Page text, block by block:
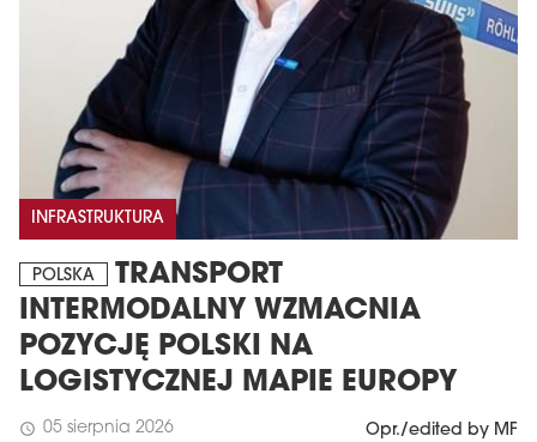
INFRASTRUKTURA
POLSKA
TRANSPORT
INTERMODALNY WZMACNIA
POZYCJĘ POLSKI NA
LOGISTYCZNEJ MAPIE EUROPY
schedule 05 sierpnia 2026 Opr./edited by MF